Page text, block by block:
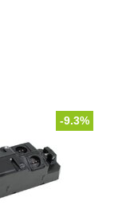
-9.3%